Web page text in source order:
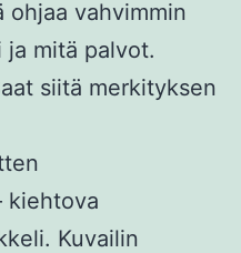
ohjaa vahvimmin
ja mitä palvot.
siitä merkityksen
kiehtova
. Kuvailin